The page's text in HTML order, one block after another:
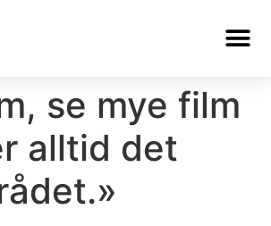
se mye film
alltid det